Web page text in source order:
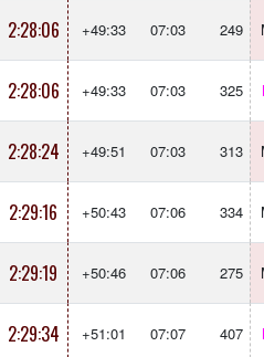
2:28:06 +49:33 07:03 249
2:28:06 +49:33 07:03 325
2:28:24 +49:51 07:03 313
2:29:16 +50:43 07:06 334
2:29:19 +50:46 07:06 275
2:29:34 +51:01 07:07 407